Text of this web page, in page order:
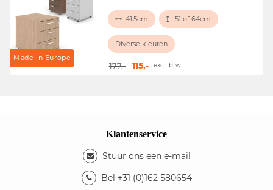
Made in Europe
41,5cm 51 of 64cm
Diverse kleuren
177,- 115,- excl. btw
Klantenservice
Stuur ons een e-mail
Bel +31 (0)162 580654